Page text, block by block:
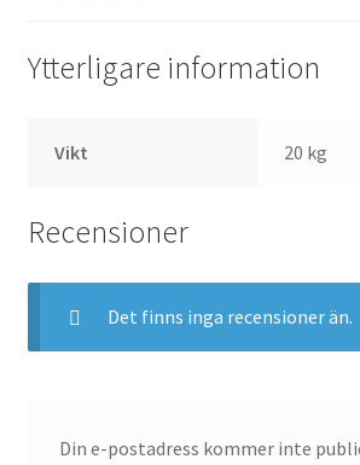
Ytterligare information
Vikt 20 kg
Recensioner
Det finns inga recensioner än.
Din e-postadress kommer inte